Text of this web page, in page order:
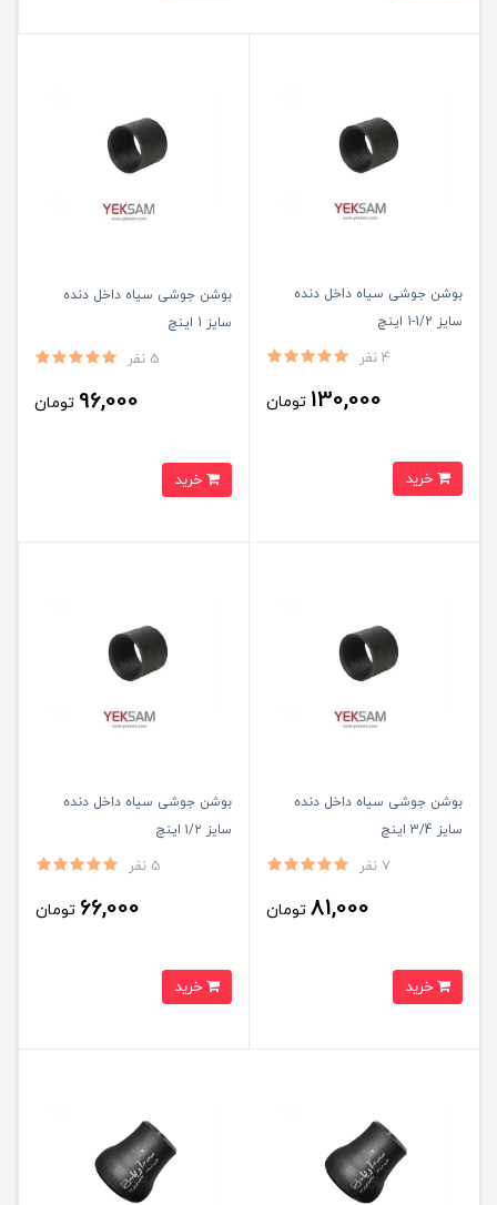
بوشن جوشی سیاه داخل دنده
سایز 1/2-1 اینچ
4 نفر
130,000 تومان
بوشن جوشی سیاه داخل دنده
سایز 1 اینچ
5 نفر
96,000 تومان
بوشن جوشی سیاه داخل دنده
سایز 3/4 اینچ
7 نفر
81,000 تومان
بوشن جوشی سیاه داخل دنده
سایز ۱/۲ اینچ
5 نفر
66,000 تومان